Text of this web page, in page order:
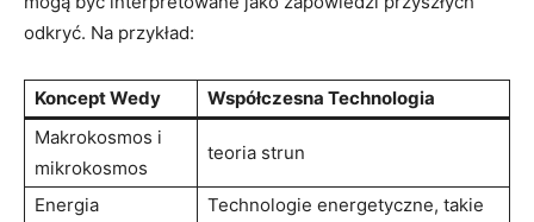
odkryć. Na przykład:
Koncept Wedy
Współczesna Technologia
Makrokosmos i
mikrokosmos
teoria strun
Energia
Technologie energetyczne, takie